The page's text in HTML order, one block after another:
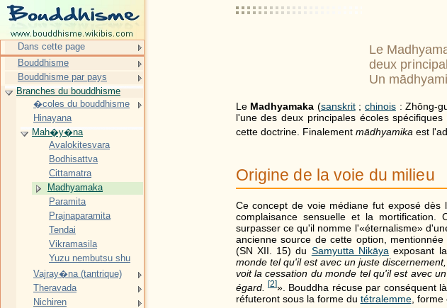
Le
deux
Un
Le Madhyamaka (sanskrit; chinois: Zhōng-
l'une des deux principales écoles spécifiques
cette doctrine. Finalement mādhyamika est
Origine de la voie du milieu
Ce concept de voie médiane fut exposé dès
complaisance sensuelle et la mortification.
surpasser ce qu'il nomme l'«éternalisme»
ancienne source de cette option, mentionnée
(SN XII. 15) du Samyutta Nikāya exposant
monde tel qu'il est avec un juste
voit la cessation du monde tel qu'il est avec
égard. [2]». Bouddha récuse par conséquent
réfuteront sous la forme du tétralemme, forme
Dans cette page
Bouddhisme
Bouddhisme par pays
Branches du bouddhisme
�coles du bouddhisme
Hinayana
Mah�y�na
Avalokitesvara
Bodhisattva
Cittamatra
Madhyamaka
Paramita
Prajnaparamita
Tendai
Vikramasila
Yuzu nembutsu shu
Vajray�na (tantrique)
Theravada
Nichiren